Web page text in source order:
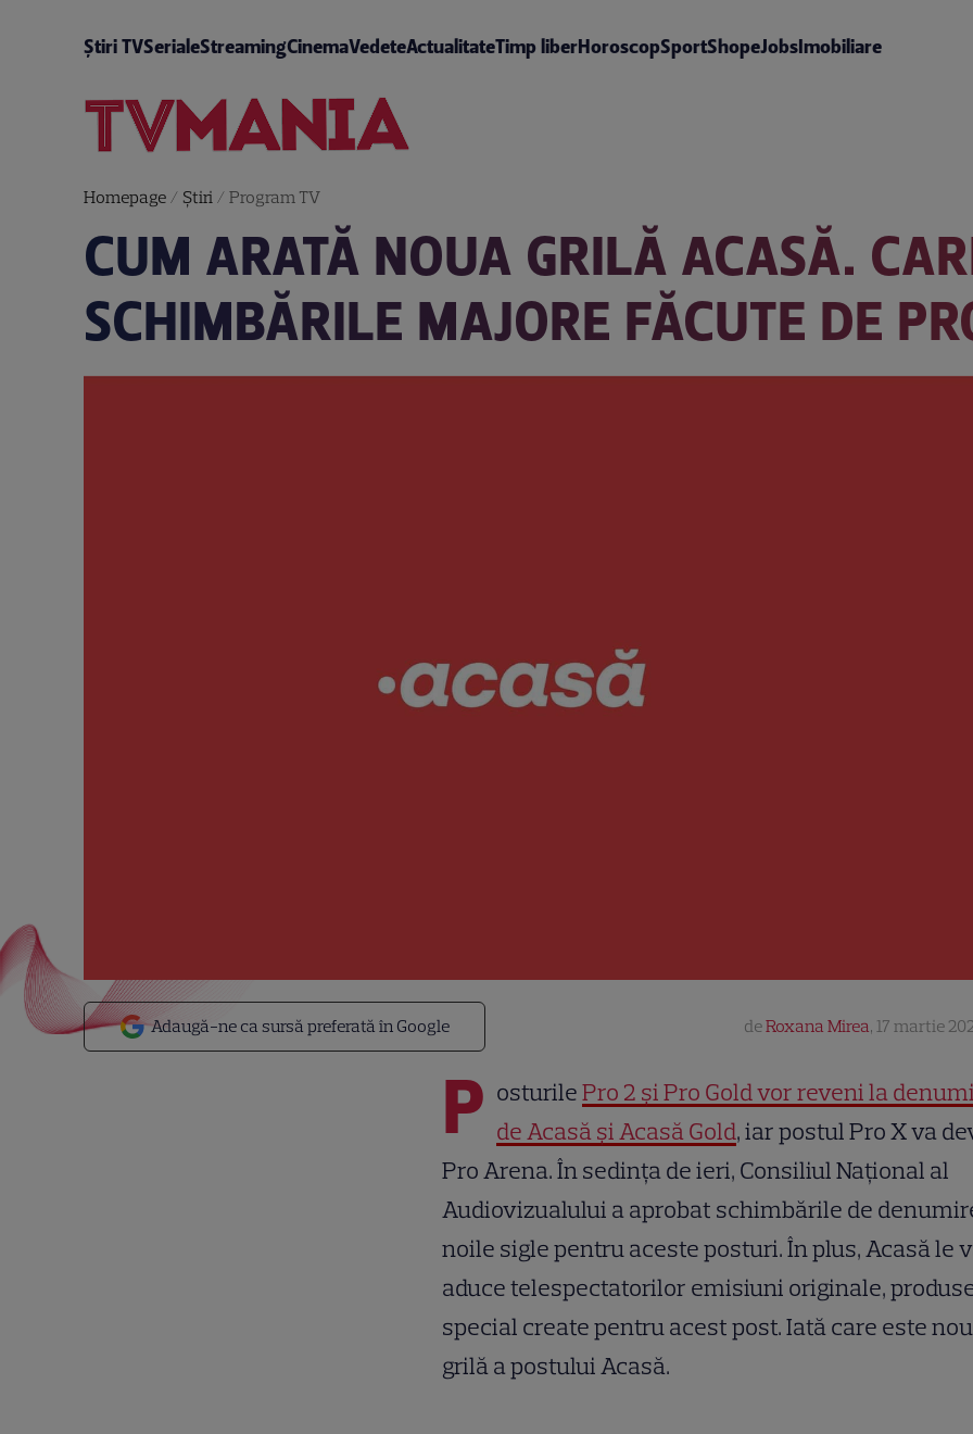
Știri TVSerialeStreamingCinemaVedeteActualitateTimp liberHoroscopSportShopeJobsImobiliare
Homepage/ Știri/ Program TV
CUM ARATĂ NOUA GRILĂ ACASĂ.
SCHIMBĂRILE MAJORE FĂCUTE DE
Adaugă-ne ca sursă preferată în Google deRoxana Mirea, 17 martie
P osturilePro 2 și Pro Gold vor reveni la
de Acasă și Acasă Gold, iar postul Pro X va
Pro Arena. În sedința de ieri, Consiliul Naţional al
Audiovizualului a aprobat schimbările de
noile sigle pentru aceste posturi. În plus, Acasă le
aduce telespectatorilor emisiuni originale,
special create pentru acest post. Iată care este
grilă a postului Acasă.